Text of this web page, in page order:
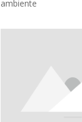
ambiente